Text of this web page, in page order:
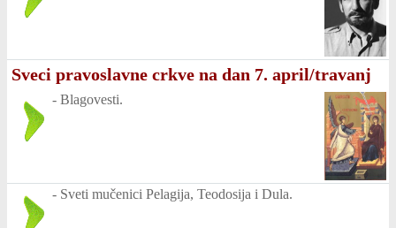
Sveci pravoslavne crkve na dan 7. april/travanj
- Blagovesti.
- Sveti mučenici Pelagija, Teodosija i Dula.